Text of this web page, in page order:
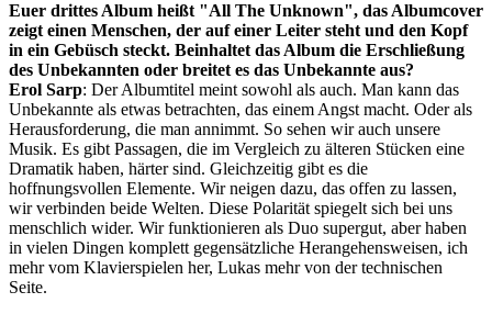
Euer drittes Album heißt "All The Unknown", das Albumcover
zeigt einen Menschen, der auf einer Leiter steht und den Kopf
in ein Gebüsch steckt. Beinhaltet das Album die Erschließung
des Unbekannten oder breitet es das Unbekannte aus?
Erol Sarp: Der Albumtitel meint sowohl als auch. Man kann das
Unbekannte als etwas betrachten, das einem Angst macht. Oder als
Herausforderung, die man annimmt. So sehen wir auch unsere
Musik. Es gibt Passagen, die im Vergleich zu älteren Stücken eine
Dramatik haben, härter sind. Gleichzeitig gibt es die
hoffnungsvollen Elemente. Wir neigen dazu, das offen zu lassen,
wir verbinden beide Welten. Diese Polarität spiegelt sich bei uns
menschlich wider. Wir funktionieren als Duo supergut, aber haben
in vielen Dingen komplett gegensätzliche Herangehensweisen, ich
mehr vom Klavierspielen her, Lukas mehr von der technischen
Seite.